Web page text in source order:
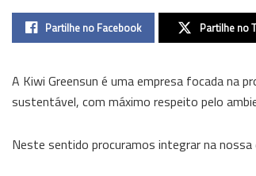
Partilhe no Facebook Partilhe no
A Kiwi Greensun é uma empresa focada na
sustentável, com máximo respeito pelo
Neste sentido procuramos integrar na nossa